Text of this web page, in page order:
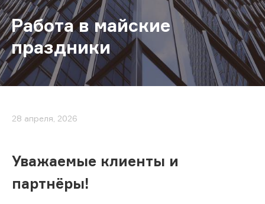
Работа в майские
праздники
28 апреля, 2026
Уважаемые клиенты и
партнёры!